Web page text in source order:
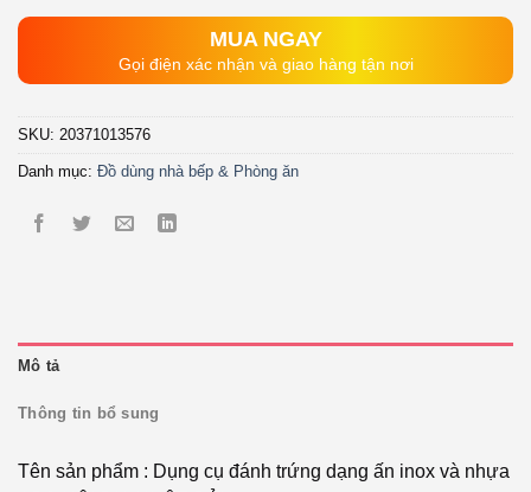
MUA NGAY
Gọi điện xác nhận và giao hàng tận nơi
SKU: 20371013576
Danh mục: Đồ dùng nhà bếp & Phòng ăn
Mô tả
Thông tin bổ sung
Tên sản phẩm : Dụng cụ đánh trứng dạng ấn inox và nhựa